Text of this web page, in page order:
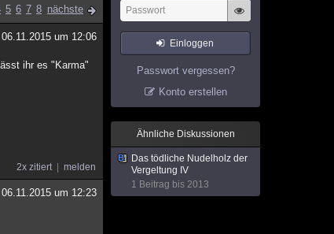
5 6 7 8 nächste
06.11.2015 um 12:06
ihr es "Karma"
2x zitiert melden
06.11.2015 um 12:23
Einloggen
Passwort vergessen?
Konto erstellen
Ähnliche Diskussionen
Das tödliche Nudelholz der
Vergeltung IV
1 Beitrag bis 2013